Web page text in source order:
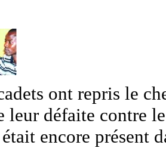
ont repris le
leur défaite contre
encore présent